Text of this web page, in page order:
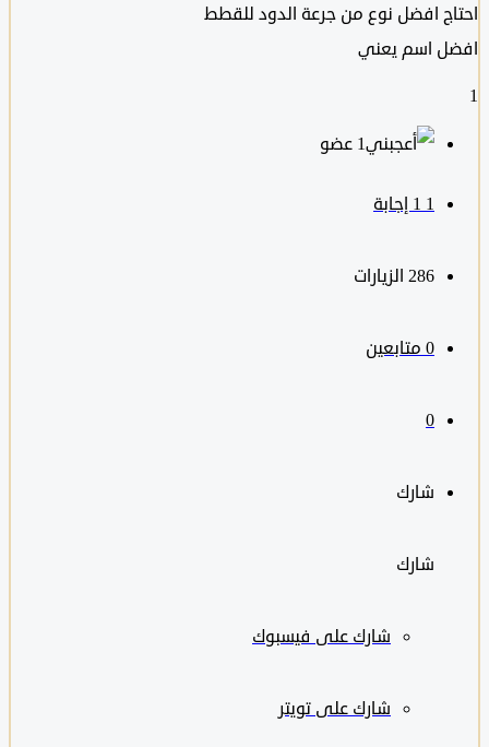
افضل نوع من جرعة الدود للقطط
اسم يعني
‫1 عضو
286 الزيارات
متابعين
شارك
شارك على فيسبوك
شارك على تويتر